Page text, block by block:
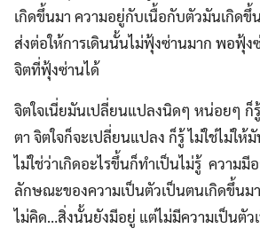
เกิดขึ้นมา ความอยู่กับเนื้อกับตัวมันเกิดขึ้
ส่งต่อให้การเดินนั้นไม่ฟุ้งซ่านมาก พอฟุ้ง
จิตที่ฟุ้งซ่านได้
จิตใจเนี่ยมันเปลี่ยนแปลงนิดๆ หน่อยๆ ก็รู้
ตา จิตใจก็จะเปลี่ยนแปลง ก็รู้ ไม่ใช่ไม่ให้
ไม่ใช่ว่าเกิดอะไรขึ้นก็ทำเป็นไม่รู้ ความมี
ลักษณะของความเป็นตัวเป็นตนเกิดขึ้นม
ไม่คิด…สิ่งนั้นยังมีอยู่ แต่ไม่มีความเป็นตัว